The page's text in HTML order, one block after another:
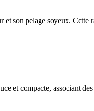
son pelage soyeux.
et compacte, associant